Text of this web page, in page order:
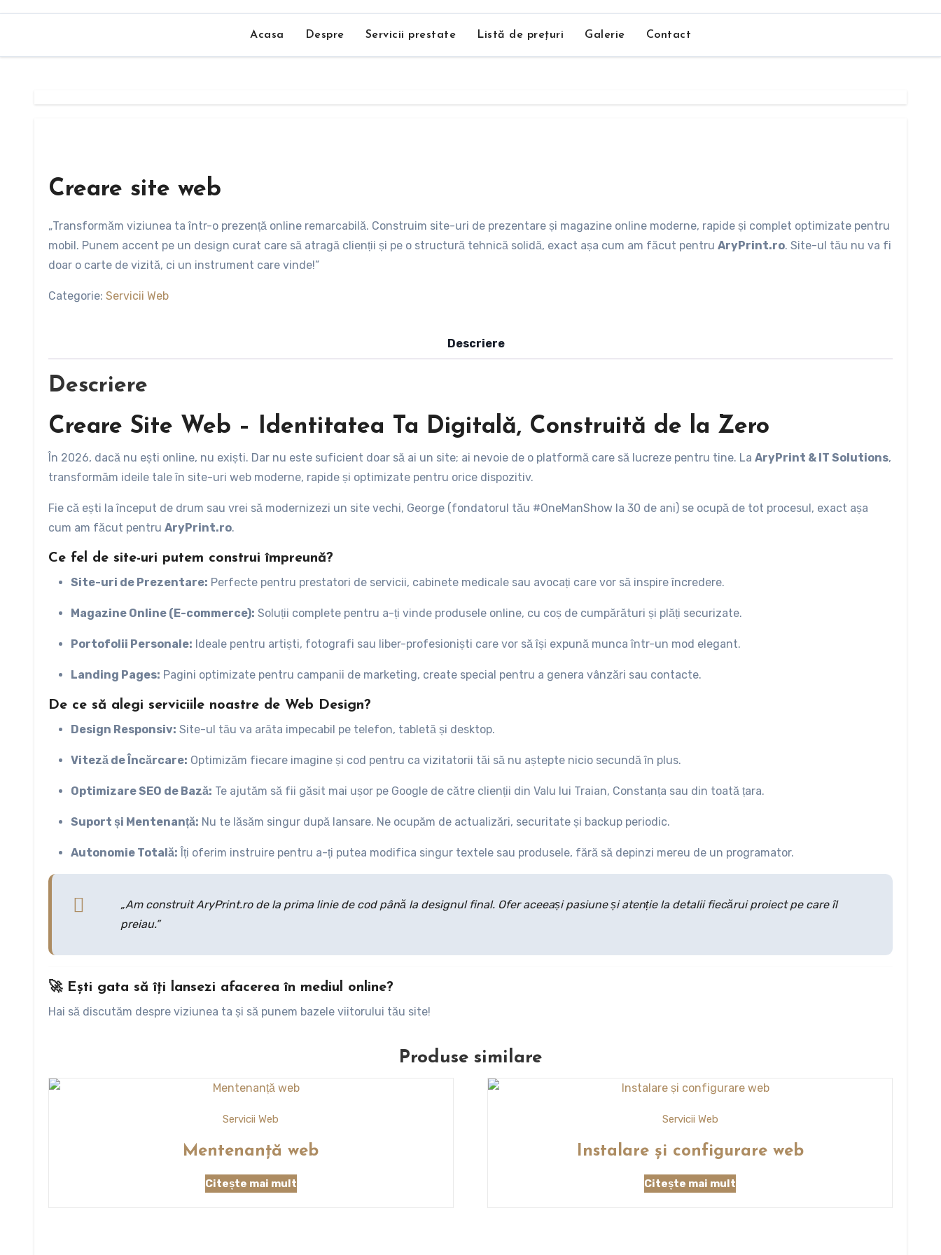
Acasa Despre Servicii prestate Listă de prețuri Galerie Contact
Creare site web
„Transformăm viziunea ta într-o prezență online remarcabilă. Construim site-uri de prezentare și magazine online moderne, rapide și complet optimizate pentru
mobil. Punem accent pe un design curat care să atragă clienții și pe o structură tehnică solidă, exact așa cum am făcut pentru AryPrint.ro. Site-ul tău nu va fi
doar o carte de vizită, ci un instrument care vinde!”
Categorie: Servicii Web
Descriere
Descriere
Creare Site Web – Identitatea Ta Digitală, Construită de la Zero
În 2026, dacă nu ești online, nu exiști. Dar nu este suficient doar să ai un site; ai nevoie de o platformă care să lucreze pentru tine. La AryPrint & IT Solutions,
transformăm ideile tale în site-uri web moderne, rapide și optimizate pentru orice dispozitiv.
Fie că ești la început de drum sau vrei să modernizezi un site vechi, George (fondatorul tău #OneManShow la 30 de ani) se ocupă de tot procesul, exact așa
cum am făcut pentru AryPrint.ro.
Ce fel de site-uri putem construi împreună?
Site-uri de Prezentare: Perfecte pentru prestatori de servicii, cabinete medicale sau avocați care vor să inspire încredere.
Magazine Online (E-commerce): Soluții complete pentru a-ți vinde produsele online, cu coș de cumpărături și plăți securizate.
Portofolii Personale: Ideale pentru artiști, fotografi sau liber-profesioniști care vor să își expună munca într-un mod elegant.
Landing Pages: Pagini optimizate pentru campanii de marketing, create special pentru a genera vânzări sau contacte.
De ce să alegi serviciile noastre de Web Design?
Design Responsiv: Site-ul tău va arăta impecabil pe telefon, tabletă și desktop.
Viteză de Încărcare: Optimizăm fiecare imagine și cod pentru ca vizitatorii tăi să nu aștepte nicio secundă în plus.
Optimizare SEO de Bază: Te ajutăm să fii găsit mai ușor pe Google de către clienții din Valu lui Traian, Constanța sau din toată țara.
Suport și Mentenanță: Nu te lăsăm singur după lansare. Ne ocupăm de actualizări, securitate și backup periodic.
Autonomie Totală: Îți oferim instruire pentru a-ți putea modifica singur textele sau produsele, fără să depinzi mereu de un programator.
„Am construit AryPrint.ro de la prima linie de cod până la designul final. Ofer aceeași pasiune și atenție la detalii fiecărui proiect pe care îl
preiau.”
🚀 Ești gata să îți lansezi afacerea în mediul online?
Hai să discutăm despre viziunea ta și să punem bazele viitorului tău site!
Produse similare
Servicii Web
Mentenanță web
Citește mai mult
Servicii Web
Instalare și configurare web
Citește mai mult